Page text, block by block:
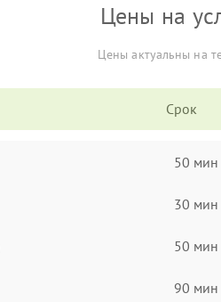
Цены на
Цены актуальны на
Срок
50 мин
30 мин
50 мин
90 мин